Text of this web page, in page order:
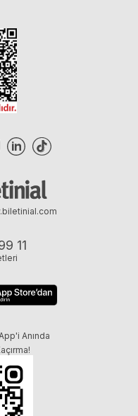
11
Anında